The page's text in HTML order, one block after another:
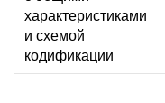
характеристиками
и схемой
кодификации